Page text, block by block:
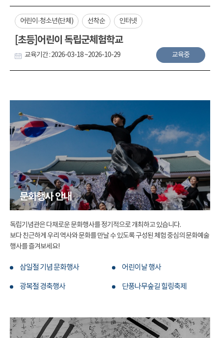
어린이·청소년(단체) 선착순 인터넷
[초등]어린이 독립군체험학교
교육기간 : 2026-03-18 ~2026-10-29 교육중
문화행사 안내
독립기념관은 다채로운 문화행사를 정기적으로 개최하고 있습니다.
보다 친근하게 우리 역사와 문화를 만날 수 있도록 구성된 체험 중심의 문화예술
행사를 즐겨보세요!
삼일절 기념 문화행사 어린이날 행사
광복절 경축행사 단풍나무숲길 힐링축제